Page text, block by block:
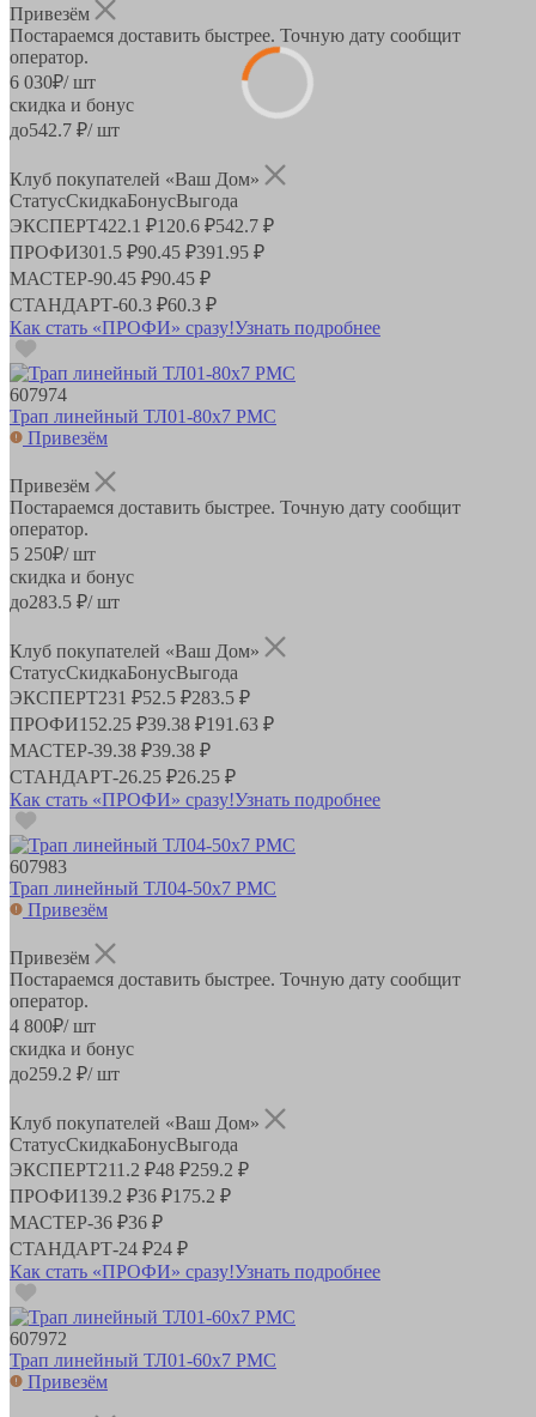
Привезём
Постараемся доставить быстрее. Точную дату сообщит
оператор.
6 030₽/ шт
скидка и бонус
до542.7 ₽/ шт
Клуб покупателей «Ваш Дом»
СтатусСкидкаБонусВыгода
ЭКСПЕРТ422.1 ₽120.6 ₽542.7 ₽
ПРОФИ301.5 ₽90.45 ₽391.95 ₽
МАСТЕР-90.45 ₽90.45 ₽
СТАНДАРТ-60.3 ₽60.3 ₽
Как стать «ПРОФИ» сразу!Узнать подробнее
607974
Трап линейный ТЛ01-80х7 РМС
Привезём
Привезём
Постараемся доставить быстрее. Точную дату сообщит
оператор.
5 250₽/ шт
скидка и бонус
до283.5 ₽/ шт
Клуб покупателей «Ваш Дом»
СтатусСкидкаБонусВыгода
ЭКСПЕРТ231 ₽52.5 ₽283.5 ₽
ПРОФИ152.25 ₽39.38 ₽191.63 ₽
МАСТЕР-39.38 ₽39.38 ₽
СТАНДАРТ-26.25 ₽26.25 ₽
Как стать «ПРОФИ» сразу!Узнать подробнее
607983
Трап линейный ТЛ04-50х7 РМС
Привезём
Привезём
Постараемся доставить быстрее. Точную дату сообщит
оператор.
4 800₽/ шт
скидка и бонус
до259.2 ₽/ шт
Клуб покупателей «Ваш Дом»
СтатусСкидкаБонусВыгода
ЭКСПЕРТ211.2 ₽48 ₽259.2 ₽
ПРОФИ139.2 ₽36 ₽175.2 ₽
МАСТЕР-36 ₽36 ₽
СТАНДАРТ-24 ₽24 ₽
Как стать «ПРОФИ» сразу!Узнать подробнее
607972
Трап линейный ТЛ01-60х7 РМС
Привезём